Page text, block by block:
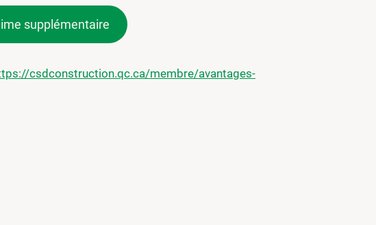
supplémentaire
csdconstruction.qc.ca/membre/avantages-